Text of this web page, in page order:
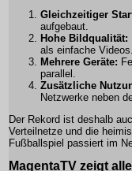
Gleichzeitiger
aufgebaut.
Hohe Bildqualität:
als einfache Videos.
Mehrere Geräte:
parallel.
Zusätzliche
Netzwerke neben
Der Rekord ist deshalb
Verteilnetze und die
Fußballspiel passiert im
MagentaTV zeigt